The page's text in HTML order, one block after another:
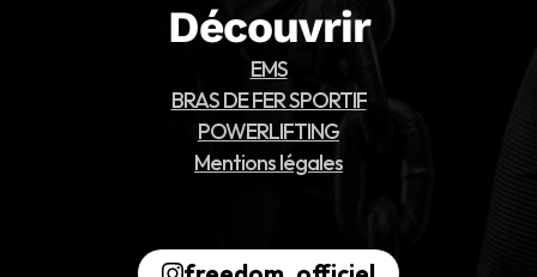
Découvrir
EMS
BRAS DE FER SPORTIF
POWERLIFTING
Mentions légales